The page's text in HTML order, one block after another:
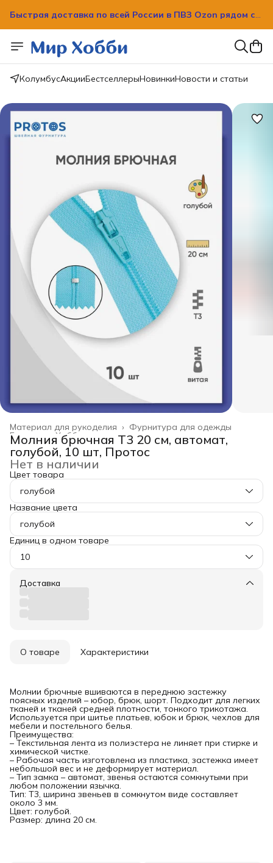
Быстрая доставка по всей России в ПВЗ Ozon рядом с
вашим домом!
Быстрая доставка по всей России в ПВЗ Ozon рядом с
вашим домом!
КолумбусАкцииБестселлерыНовинкиНовости и статьи
Фурнитура для одежды
Материал для рукоделия ›
Хобби и творчество ›
Главная ›
Молния брючная Т3 20 см, автомат,
голубой, 10 шт, Протос
Нет в наличии
Цвет товара
голубой
Название цвета
голубой
Единиц в одном товаре
10
Доставка
О товаре Характеристики
Молнии брючные вшиваются в переднюю застежку
поясных изделий – юбор, брюк, шорт. Подходит для легких
тканей и тканей средней плотности, тонкого трикотажа.
Используется при шитье платьев, юбок и брюк, чехлов для
мебели и постельного белья.
Преимущества:
– Текстильная лента из полиэстера не линяет при стирке и
химической чистке.
– Рабочая часть изготовлена из пластика, застежка имеет
небольшой вес и не деформирует материал.
– Тип замка – автомат, звенья остаются сомкнутыми при
любом положении язычка.
Тип: Т3, ширина звеньев в сомкнутом виде составляет
около 3 мм.
Цвет: голубой.
Размер: длина 20 см.